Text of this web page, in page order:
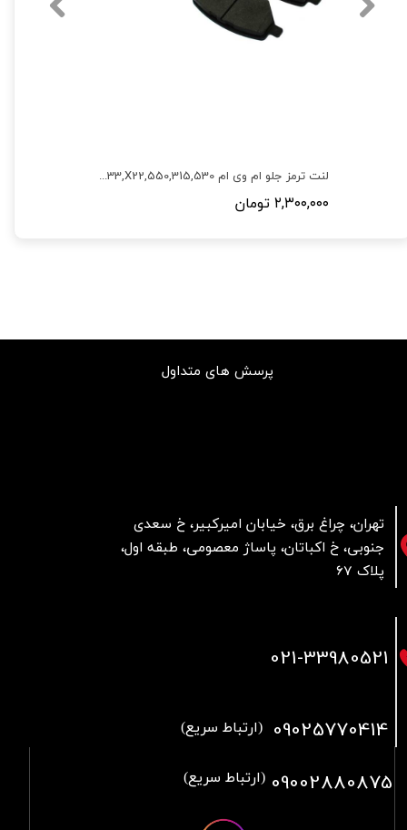
لنت ترمز جلو ام وی ام 550,315,530,X33,X22,آریزو 5,آریزو 6
۲,۳۰۰,۰۰۰ تومان
تهران، چراغ برق، خیابان امیرکبیر، خ سعدی
جنوبی، خ اکباتان، پاساژ معصومی، طبقه اول،
پلاک 67
پرسش های متداول
021-33980521
09025770414 (ارتباط سریع)
09002880875 (ارتباط سریع)